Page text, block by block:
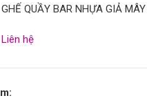
GHẾ QUẦY BAR NHỰA GIẢ
Liên hệ